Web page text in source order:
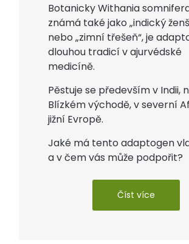
Botanicky Withania
známá také jako „indický
nebo „zimní třešeň“, je
dlouhou tradicí v ajurvédské
medicíně.
Pěstuje se především v Indii,
Blízkém východě, v severní
jižní Evropě.
Jaké má tento adaptogen
a v čem vás může podpořit?
Číst více